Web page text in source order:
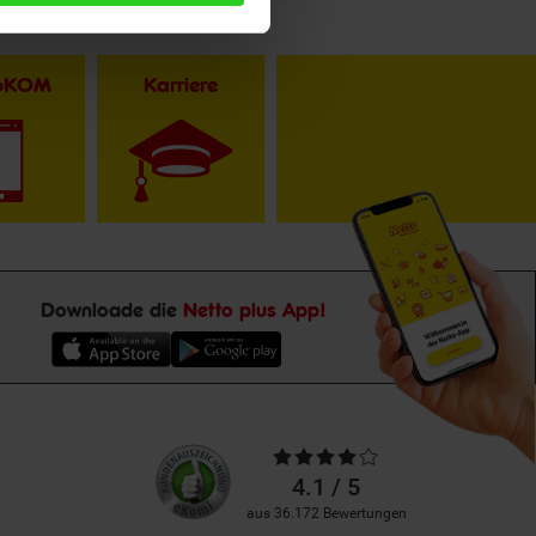
Karriere
Downloade die Netto plus App!
Unsere
Kundenbewertungen
Durchschnittliche
Bewertungen4.1 / 5
aus 36.172 Bewertungen